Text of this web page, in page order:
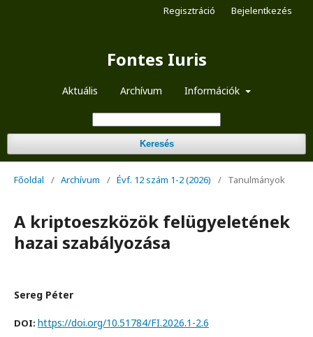
Fontes Iuris
Aktuális Archívum Információk
Keresés
Regisztráció Bejelentkezés
Főoldal / Archívum / Évf. 12 szám 1-2 (2026) / Tanulmányok
A kriptoeszközök felügyeletének
hazai szabályozása
Sereg Péter
DOI: https://doi.org/10.51784/FI.2026.1-2.6